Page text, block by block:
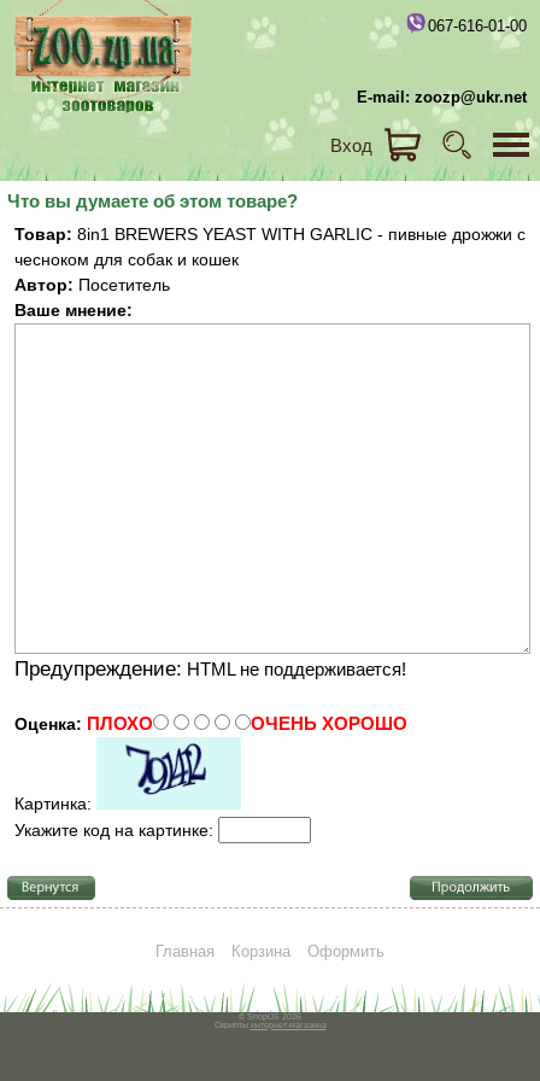
067-616-01-00
E-mail: zoozp@ukr.net
Вход
Что вы думаете об этом товаре?
Товар: 8in1 BREWERS YEAST WITH GARLIC - пивные дрожжи с
чесноком для собак и кошек
Автор: Посетитель
Ваше мнение:
Предупреждение: HTML не поддерживается!
Оценка: ПЛОХО ОЧЕНЬ ХОРОШО
Картинка:
Укажите код на картинке:
Главная Корзина Оформить
© ShopOS 2026
Скрипты интернет-магазина